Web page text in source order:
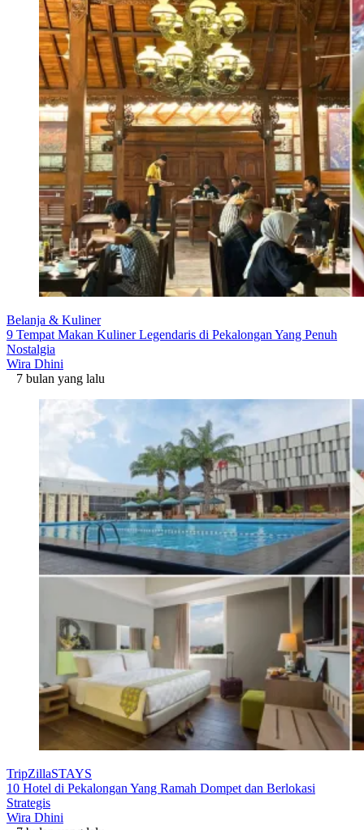
Belanja & Kuliner
9 Tempat Makan Kuliner Legendaris di Pekalongan Yang Penuh
Nostalgia
Wira Dhini
7 bulan yang lalu
TripZillaSTAYS
10 Hotel di Pekalongan Yang Ramah Dompet dan Berlokasi
Strategis
Wira Dhini